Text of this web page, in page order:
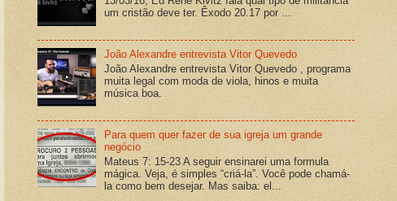
um cristão deve ter. Êxodo 20.17 por ...
João Alexandre entrevista Vitor Quevedo
João Alexandre entrevista Vitor Quevedo , programa
muita legal com moda de viola, hinos e muita
música boa.
Para quem quer fazer de sua igreja um grande
negócio
Mateus 7: 15-23 A seguir ensinarei uma formula
mágica. Veja, é simples “criá-la”. Você pode chamá-
la como bem desejar. Mas saiba: el...